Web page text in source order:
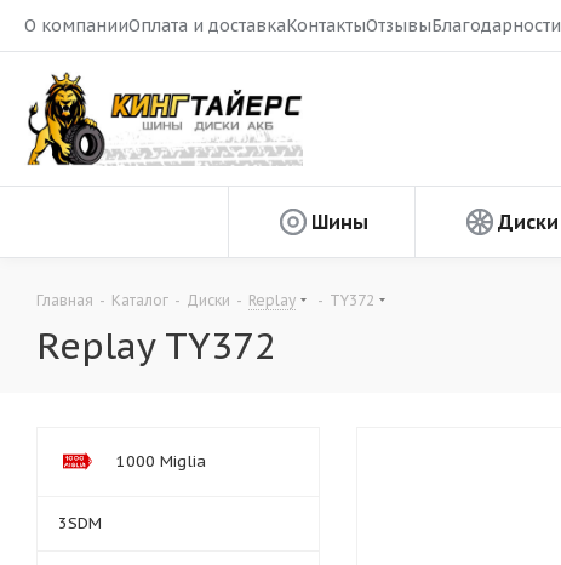
О компанииОплата и доставкаКонтактыОтзывыБлагодарности
Шины Диски
Главная - Каталог - Диски - Replay - TY372
Replay TY372
1000 Miglia
3SDM